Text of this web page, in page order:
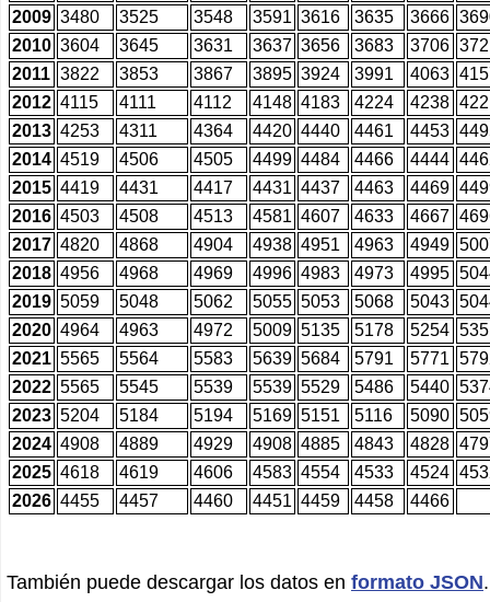
2009 3480 3525 3548 3591 3616 3635 3666
2010 3604 3645 3631 3637 3656 3683 3706
2011 3822 3853 3867 3895 3924 3991 4063
2012 4115 4111 4112 4148 4183 4224 4238
2013 4253 4311 4364 4420 4440 4461 4453
2014 4519 4506 4505 4499 4484 4466 4444
2015 4419 4431 4417 4431 4437 4463 4469
2016 4503 4508 4513 4581 4607 4633 4667
2017 4820 4868 4904 4938 4951 4963 4949
2018 4956 4968 4969 4996 4983 4973 4995
2019 5059 5048 5062 5055 5053 5068 5043
2020 4964 4963 4972 5009 5135 5178 5254
2021 5565 5564 5583 5639 5684 5791 5771
2022 5565 5545 5539 5539 5529 5486 5440
2023 5204 5184 5194 5169 5151 5116 5090
2024 4908 4889 4929 4908 4885 4843 4828
2025 4618 4619 4606 4583 4554 4533 4524
2026 4455 4457 4460 4451 4459 4458 4466
También puede descargar los datos en formato JSON.